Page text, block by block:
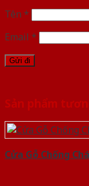
Tên *
Email *
Sản phẩm
Cửa Gỗ Chống